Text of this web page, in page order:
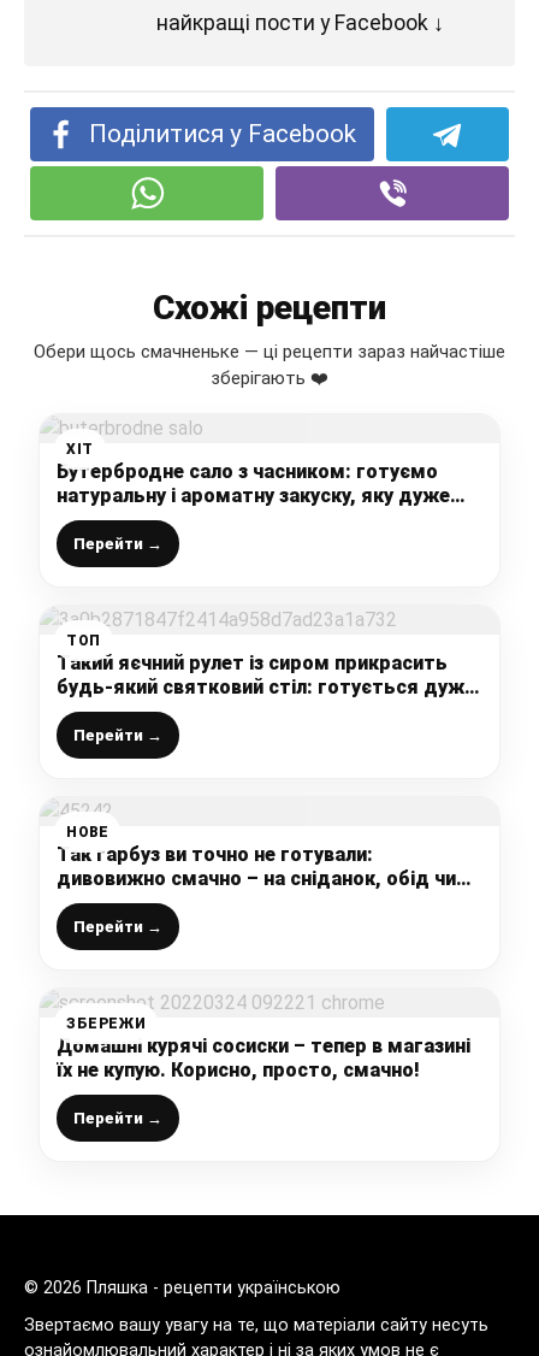
найкращі пости у Facebook ↓
Поділитися у Facebook
Схожі рецепти
Обери щось смачненьке — ці рецепти зараз найчастіше
зберігають ❤️
ХІТ
Бутербродне сало з часником: готуємо
натуральну і ароматну закуску, яку дуже
полюбляють чоловіки
Перейти →
ТОП
Такий яєчний рулет із сиром прикрасить
будь-який святковий стіл: готується дуже
просто, а виходить смачно і красиво
Перейти →
НОВЕ
Так гарбуз ви точно не готували:
дивовижно смачно – на сніданок, обід чи
вечерю за 20 хвилин
Перейти →
ЗБЕРЕЖИ
Домашні курячі сосиски – тепер в магазині
їх не купую. Корисно, просто, смачно!
Перейти →
© 2026 Пляшка - рецепти українською
Звертаємо вашу увагу на те, що матеріали сайту несуть
ознайомлювальний характер і ні за яких умов не є